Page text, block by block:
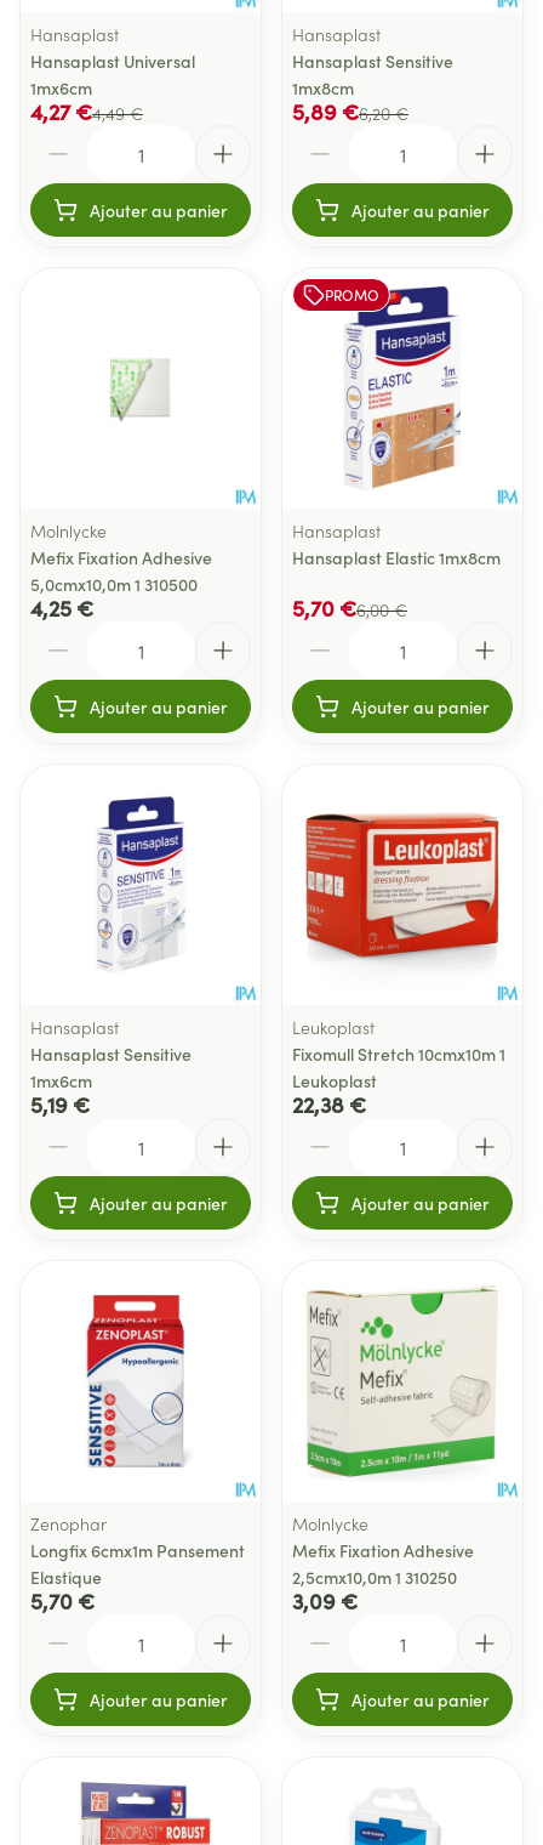
Hansaplast
Hansaplast Universal
1mx6cm
4,49 €
4,27 €
Ajouter au panier
Hansaplast
Hansaplast Sensitive
1mx8cm
6,20 €
5,89 €
Ajouter au panier
Molnlycke
Mefix Fixation Adhesive
5,0cmx10,0m 1 310500
4,25 €
Ajouter au panier
PROMO
Hansaplast
Hansaplast Elastic 1mx8cm
6,00 €
5,70 €
Ajouter au panier
Hansaplast
Hansaplast Sensitive
1mx6cm
5,19 €
Ajouter au panier
Leukoplast
Fixomull Stretch 10cmx10m 1
Leukoplast
22,38 €
Ajouter au panier
Zenophar
Longfix 6cmx1m Pansement
Elastique
5,70 €
Ajouter au panier
Molnlycke
Mefix Fixation Adhesive
2,5cmx10,0m 1 310250
3,09 €
Ajouter au panier